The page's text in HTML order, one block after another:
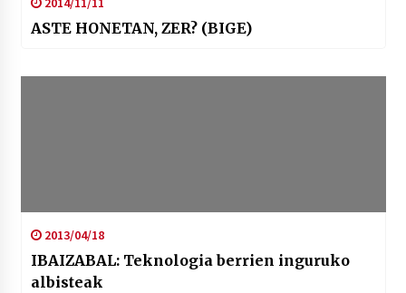
ASTE HONETAN, ZER? (BIGE)
2013/04/18
IBAIZABAL: Teknologia berrien inguruko
albisteak